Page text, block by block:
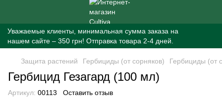
Уважаемые клиенты, минимальная сумма заказа на
нашем сайте – 350 грн! Отправка товара 2-4 дней.
Защита растений Гербициды (от сорняков) Гербициды (от
Гербицид Гезагард (100 мл)
Артикул: 00113 Оставить отзыв